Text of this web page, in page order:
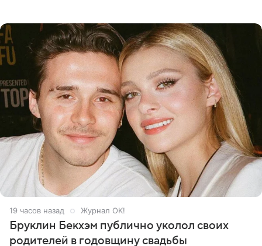
19 часов назад Журнал OK!
Бруклин Бекхэм публично уколол своих
родителей в годовщину свадьбы